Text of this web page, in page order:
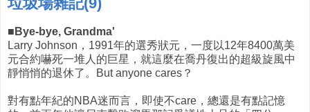
■Bye-bye, Grandma'
Larry Johnson，1991年的選秀狀元，一度以12年8400萬美
元合約嚇死一堆人的巨星，就這麼在喬丹復出的超級旋風中
靜悄悄的退休了。But anyone cares？
對有點年紀的NBA迷而言，即使不care，總還是有點記憶